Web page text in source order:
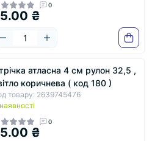
0
₴
атласна 4 см рулон 32,5 ,
коричнева ( код 180 )
товару: 2639745476
0
₴